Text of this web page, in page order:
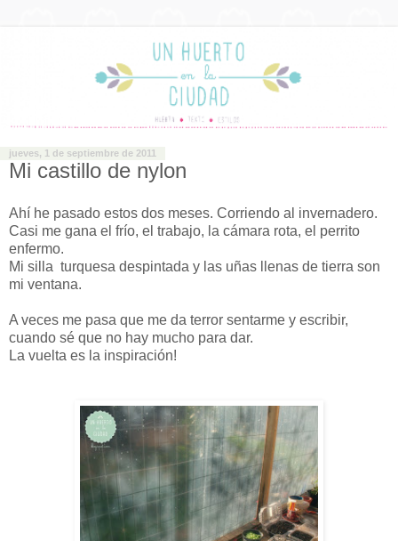
jueves, 1 de septiembre de 2011
Mi castillo de nylon
Ahí he pasado estos dos meses. Corriendo al invernadero.
Casi me gana el frío, el trabajo, la cámara rota, el perrito
enfermo.
Mi silla turquesa despintada y las uñas llenas de tierra son
mi ventana.
A veces me pasa que me da terror sentarme y escribir,
cuando sé que no hay mucho para dar.
La vuelta es la inspiración!